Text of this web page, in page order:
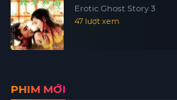
Erotic Ghost Story 3
47 lượt xem
PHIM MỚI